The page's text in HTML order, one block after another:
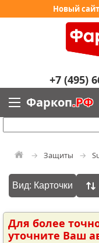
Новый
+7 (495)
Фаркоп.РФ
Защиты
Вид: Карточки
Для более
уточните Ваш